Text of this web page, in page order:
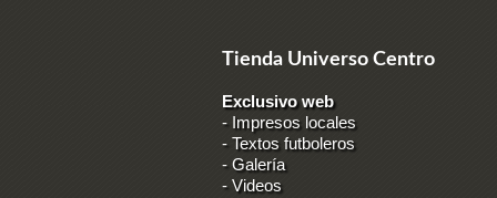
Tienda Universo Centro
Exclusivo web
- Impresos locales
- Textos futboleros
-Galería
-Videos